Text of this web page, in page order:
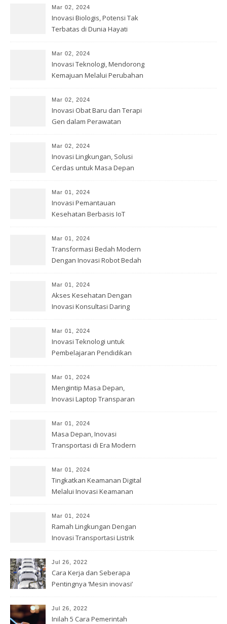
Mar 02, 2024
Inovasi Biologis, Potensi Tak
Terbatas di Dunia Hayati
Mar 02, 2024
Inovasi Teknologi, Mendorong
Kemajuan Melalui Perubahan
Mar 02, 2024
Inovasi Obat Baru dan Terapi
Gen dalam Perawatan
Mar 02, 2024
Inovasi Lingkungan, Solusi
Cerdas untuk Masa Depan
Mar 01, 2024
Inovasi Pemantauan
Kesehatan Berbasis IoT
Mar 01, 2024
Transformasi Bedah Modern
Dengan Inovasi Robot Bedah
Mar 01, 2024
Akses Kesehatan Dengan
Inovasi Konsultasi Daring
Mar 01, 2024
Inovasi Teknologi untuk
Pembelajaran Pendidikan
Mar 01, 2024
Mengintip Masa Depan,
Inovasi Laptop Transparan
Mar 01, 2024
Masa Depan, Inovasi
Transportasi di Era Modern
Mar 01, 2024
Tingkatkan Keamanan Digital
Melalui Inovasi Keamanan
Mar 01, 2024
Ramah Lingkungan Dengan
Inovasi Transportasi Listrik
Jul 26, 2022
Cara Kerja dan Seberapa
Pentingnya ‘Mesin inovasi’
Jul 26, 2022
Inilah 5 Cara Pemerintah